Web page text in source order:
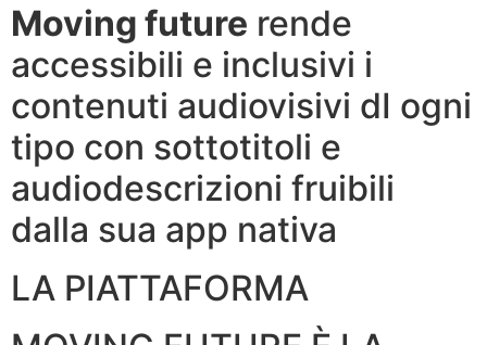
Moving future rende
accessibili e inclusivi i
contenuti audiovisivi dI ogni
tipo con sottotitoli e
audiodescrizioni fruibili
dalla sua app nativa
LA PIATTAFORMA